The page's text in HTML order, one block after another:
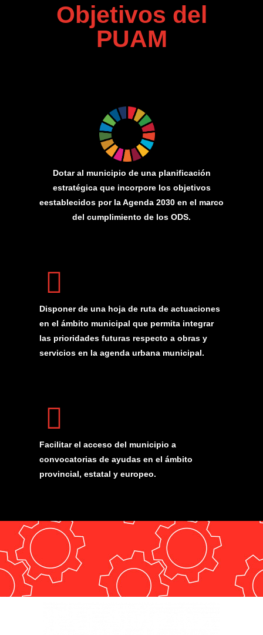
Objetivos del
PUAM
Dotar al municipio de una planificación
estratégica que incorpore los objetivos
eestablecidos por la Agenda 2030 en el marco
del cumplimiento de los ODS.
Disponer de una hoja de ruta de actuaciones
en el ámbito municipal que permita integrar
las prioridades futuras respecto a obras y
servicios en la agenda urbana municipal.
Facilitar el acceso del municipio a
convocatorias de ayudas en el ámbito
provincial, estatal y europeo.